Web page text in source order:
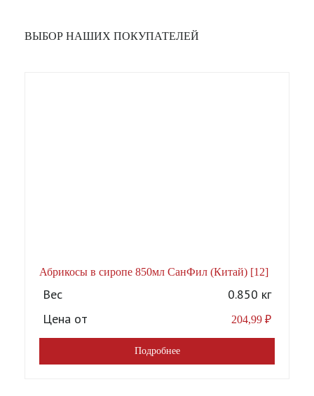
ВЫБОР НАШИХ ПОКУПАТЕЛЕЙ
Абрикосы в сиропе 850мл СанФил (Китай) [12]
Вес
0.850 кг
Цена от
204,99 ₽
Подробнее